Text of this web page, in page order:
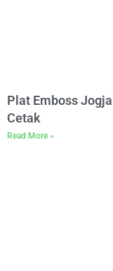
Plat Emboss
Cetak
Read More »